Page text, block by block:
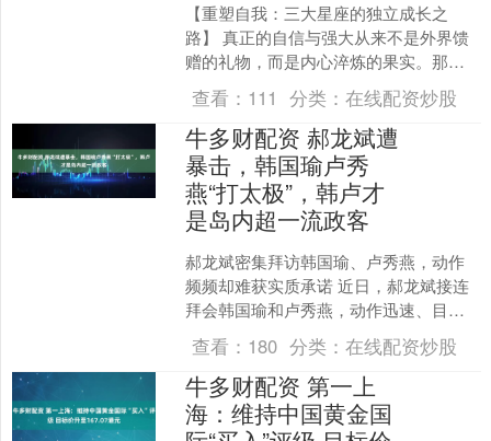
【重塑自我：三大星座的独立成长之
路】 真正的自信与强大从来不是外界馈
赠的礼物，而是内心淬炼的果实。那些
活得通透清醒的人，往往深谙此理——
他们明白生命的蜕变只能依....
查看： 111 分类： 在线配资炒股
牛多财配资 郝龙斌遭
暴击，韩国瑜卢秀
燕“打太极”，韩卢才
是岛内超一流政客
郝龙斌密集拜访韩国瑜、卢秀燕，动作
频频却难获实质承诺 近日，郝龙斌接连
拜会韩国瑜和卢秀燕，动作迅速、目标
明确，显然是想在国民党主席改选前抢
占先机。然而，尽管会面....
查看： 180 分类： 在线配资炒股
牛多财配资 第一上
海：维持中国黄金国